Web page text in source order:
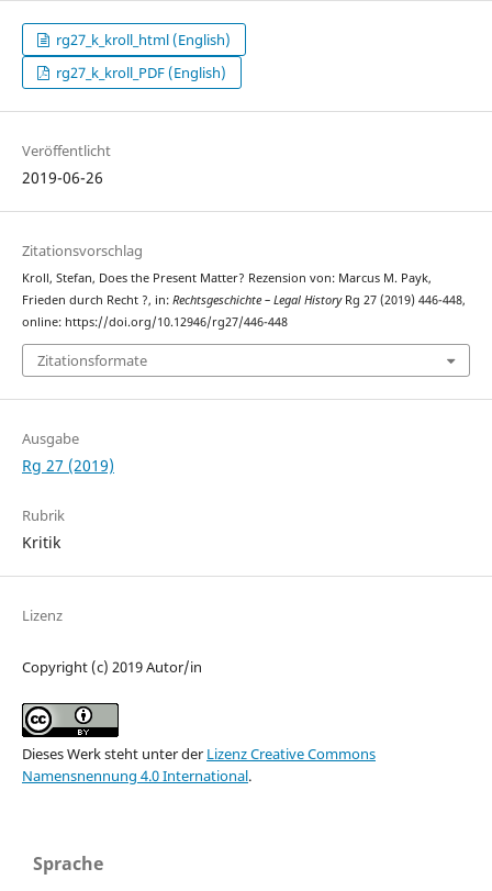
rg27_k_kroll_html (English)
rg27_k_kroll_PDF (English)
Veröffentlicht
2019-06-26
Zitationsvorschlag
Kroll, Stefan, Does the Present Matter? Rezension von: Marcus M. Payk,
Frieden durch Recht ?, in: Rechtsgeschichte – Legal HistoryRg 27 (2019) 446-448,
online: https://doi.org/10.12946/rg27/446-448
Zitationsformate
Ausgabe
Rg 27 (2019)
Rubrik
Kritik
Lizenz
Copyright (c) 2019 Autor/in
Dieses Werk steht unter der Lizenz Creative Commons
Namensnennung 4.0 International.
Sprache